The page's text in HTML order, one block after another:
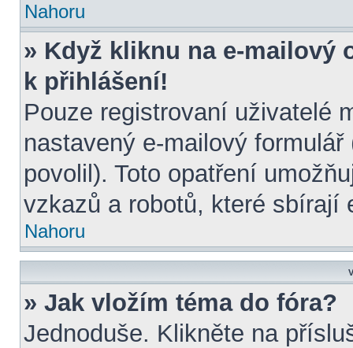
Nahoru
» Když kliknu na e-mailový
k přihlášení!
Pouze registrovaní uživatelé
nastavený e-mailový
povolil). Toto opatření
vzkazů a robotů, které sbírají
Nahoru
» Jak vložím téma do fóra?
Jednoduše. Klikněte na